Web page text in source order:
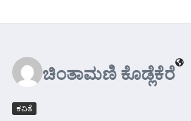
ಚಿಂತಾಮಣಿ ಕೊಡ್ಲೆಕೆರೆ
ಕವಿತೆ